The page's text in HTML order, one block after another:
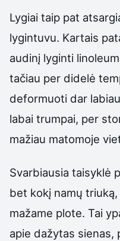
Lygiai taip pat
lygintuvu. Kartais
audinį lyginti
tačiau per didelė
deformuoti dar
labai trumpai, per
mažiau matomoje
Svarbiausia taisyklė
bet kokį namų
mažame plote. Tai
apie dažytas sienas,